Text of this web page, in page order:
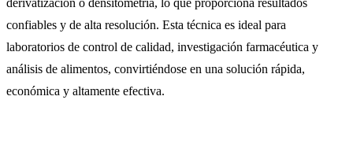
confiables y de alta resolución. Esta técnica es ideal para
laboratorios de control de calidad, investigación farmacéutica y
análisis de alimentos, convirtiéndose en una solución rápida,
económica y altamente efectiva.